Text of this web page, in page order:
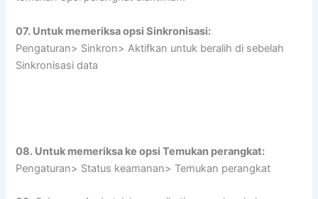
07. Untuk memeriksa opsi Sinkronisasi:
Pengaturan> Sinkron> Aktifkan untuk beralih di sebelah
Sinkronisasi data
08. Untuk memeriksa ke opsi Temukan perangkat:
Pengaturan> Status keamanan> Temukan perangkat